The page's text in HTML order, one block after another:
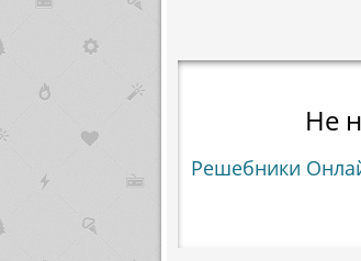
Не
Решебники